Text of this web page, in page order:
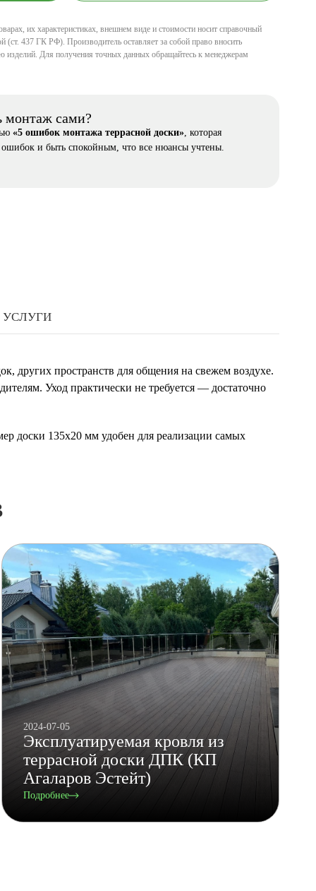
их характеристиках, внешнем виде и стоимости носит справочный
(ст. 437 ГК РФ). Производитель оставляет за собой право вносить
изделий. Для получения точных данных обращайтесь к менеджерам
монтаж сами?
«5 ошибок монтажа террасной доски», которая
и быть спокойным, что все нюансы учтены.
УСЛУГИ
других пространств для общения на свежем воздухе.
Уход практически не требуется — достаточно
доски 135х20 мм удобен для реализации самых
2024-07-05
Эксплуатируемая кровля из
террасной доски ДПК (КП
Агаларов Эстейт)
Подробнее